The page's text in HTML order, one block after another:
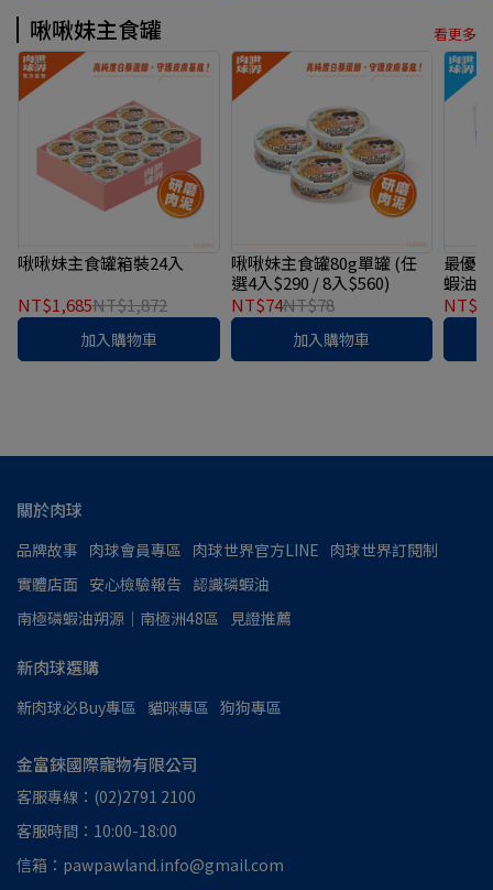
啾啾妹主食罐 看更多
啾啾妹主食罐箱裝24入
NT$1,685NT$1,872
加入購物車
啾啾妹主食罐80g單罐 (任
選4入$290 / 8入$560)
NT$74NT$78
加入購物車
最優
蝦油
主食
關於肉球
品牌故事 肉球會員專區 肉球世界官方LINE 肉球世界訂閱制
實體店面 安心檢驗報告 認識磷蝦油
南極磷蝦油朔源│南極洲48區
見證推薦
新肉球選購
新肉球必Buy專區 貓咪專區 狗狗專區
金富錸國際寵物有限公司
客服專線：(02)2791 2100
客服時間：10:00-18:00
信箱：pawpawland.info@gmail.com